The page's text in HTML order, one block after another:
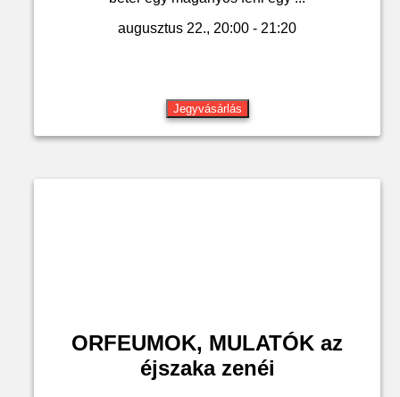
augusztus 22., 20:00 - 21:20
Jegyvásárlás
ORFEUMOK, MULATÓK az
éjszaka zenéi